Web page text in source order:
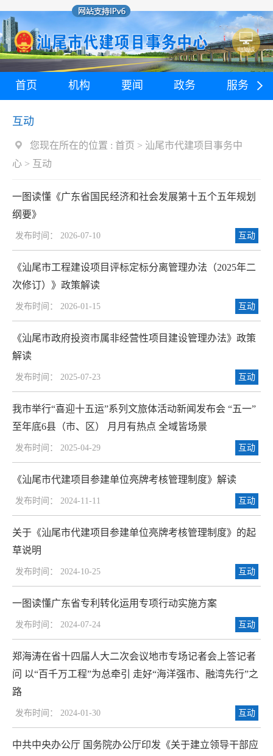
首页 机构 要闻 政务 服务
互动
您现在所在的位置 : 首页 > 汕尾市代建项目事务中
心 > 互动
一图读懂《广东省国民经济和社会发展第十五个五年规划
纲要》
发布时间： 2026-07-10 互动
《汕尾市工程建设项目评标定标分离管理办法（2025年二
次修订）》政策解读
发布时间： 2026-01-15 互动
《汕尾市政府投资市属非经营性项目建设管理办法》政策
解读
发布时间： 2025-07-23 互动
我市举行“喜迎十五运”系列文旅体活动新闻发布会 “五一”
至年底6县（市、区） 月月有热点 全域皆场景
发布时间： 2025-04-29 互动
《汕尾市代建项目参建单位亮牌考核管理制度》解读
发布时间： 2024-11-11 互动
关于《汕尾市代建项目参建单位亮牌考核管理制度》的起
草说明
发布时间： 2024-10-25 互动
一图读懂广东省专利转化运用专项行动实施方案
发布时间： 2024-07-24 互动
郑海涛在省十四届人大二次会议地市专场记者会上答记者
问 以“百千万工程”为总牵引 走好“海洋强市、融湾先行”之
路
发布时间： 2024-01-30 互动
中共中央办公厅 国务院办公厅印发《关于建立领导干部应